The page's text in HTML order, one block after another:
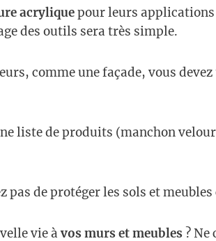
acryliquepour leurs applications
des outils sera très simple.
comme une façade, vous
liste de produits (manchon
pas de protéger les sols et
vie à vos murs et meubles ?